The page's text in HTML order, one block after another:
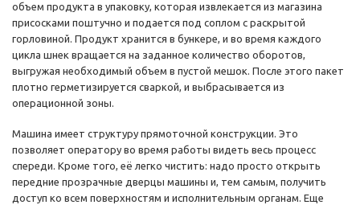
объем продукта в упаковку, которая извлекается из магазина
присосками поштучно и подается под соплом с раскрытой
горловиной. Продукт хранится в бункере, и во время каждого
цикла шнек вращается на заданное количество оборотов,
выгружая необходимый объем в пустой мешок. После этого пакет
плотно герметизируется сваркой, и выбрасывается из
операционной зоны.
Машина имеет структуру прямоточной конструкции. Это
позволяет оператору во время работы видеть весь процесс
спереди. Кроме того, её легко чистить: надо просто открыть
передние прозрачные дверцы машины и, тем самым, получить
доступ ко всем поверхностям и исполнительным органам. Еще